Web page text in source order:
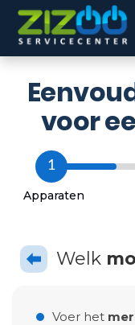
Ga naar hoofdinhoud
Ga naar voettekst
voor
1
Apparaten
Welk
Voer het